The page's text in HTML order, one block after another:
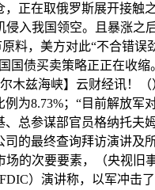
正在取俄罗斯展开接触
入我国领空。且暴涨之
料，美方对此“不合错误
国债买卖策略正正在收
木兹海峡】云财经讯！（
为8.73%；“目前解放军
总参谋部官员格纳托夫
的最终查询拜访演讲及
的次要要素，（央视旧
）演讲称，以军冲击